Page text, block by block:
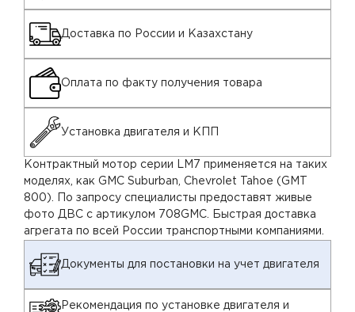
Доставка по России и Казахстану
Оплата по факту получения товара
Установка двигателя и КПП
Контрактный мотор серии LM7 применяется на таких
моделях, как GMC Suburban, Chevrolet Tahoe (GMT
800). По запросу специалисты предоставят живые
фото ДВС с артикулом 708GMC. Быстрая доставка
агрегата по всей России транспортными компаниями.
Документы для постановки на учет двигателя
Рекомендация по установке двигателя и